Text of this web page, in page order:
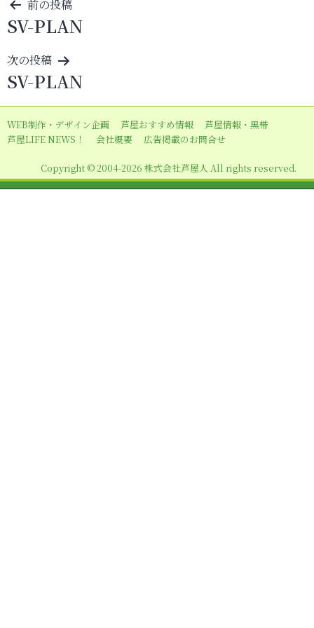
投
稿
ナ
ビ
ゲ
ー
シ
ン
前の投稿
SV-PLAN
次の投稿
SV-PLAN
WEB制作・デザイン企画 芦屋おすすめ情報
芦屋情報・黒帯
芦屋LIFE NEWS！
会社概要 広告掲載のお問合せ
Copyright © 2004-2026 株式会社芦屋人 All rights reserved.